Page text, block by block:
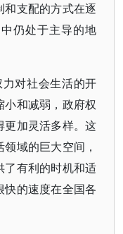
支配的方式在逐
仍处于主导的地
对社会生活的开
和减弱，政府权
更加灵活多样。这
域的巨大空间，
了有利的时机和适
的速度在全国各